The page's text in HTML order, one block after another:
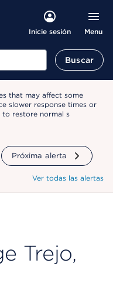
Inicie sesión Menu
Buscar
that may affect some
slower response times or
restore normal s
Próxima alerta
Ver todas las alertas
Trejo,